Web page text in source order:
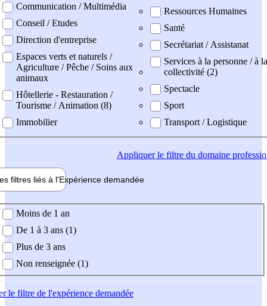
Communication / Multimédia
Conseil / Etudes
Direction d'entreprise
Espaces verts et naturels /
Agriculture / Pêche / Soins aux
animaux
Hôtellerie - Restauration /
Tourisme / Animation (8)
Immobilier
Ressources Humaines
Santé
Secrétariat / Assistanat
Services à la personne / à la
collectivité (2)
Spectacle
Sport
Transport / Logistique
Appliquerle filtre du domaine
filtres liés à l'Expérience demandée
demandée
Moins de 1 an
De 1 à 3 ans (1)
Plus de 3 ans
Non renseignée (1)
le filtre de l'expérience demandée